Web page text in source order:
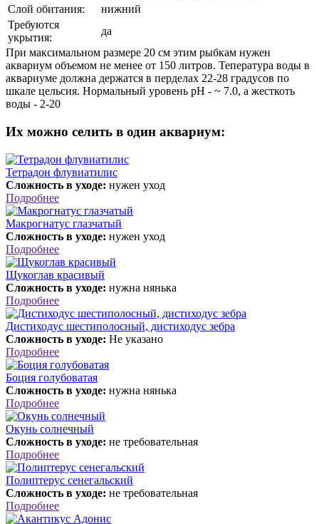
Слой обитания:
нижний
Требуются
укрытия:
да
При максимальном размере 20 см этим рыбкам нужен
аквариум объемом не менее от 150 литров. Тепература воды в
аквариуме должна держатся в перделах 22-28 градусов по
шкале цельсия. Нормальный уровень pH - ~ 7.0, а жесткоть
воды - 2-20
Их можно селить в один аквариум:
Тетрадон флувиатилис
Сложность в уходе: нужен уход
Подробнее
Макрогнатус глазчатый
Сложность в уходе: нужен уход
Подробнее
Щукоглав красивый
Сложность в уходе: нужна нянька
Подробнее
Дистиходус шестиполосный, дистиходус зебра
Сложность в уходе: Не указано
Подробнее
Боция голубоватая
Сложность в уходе: нужна нянька
Подробнее
Окунь солнечный
Сложность в уходе: не требовательная
Подробнее
Полиптерус сенегальский
Сложность в уходе: не требовательная
Подробнее